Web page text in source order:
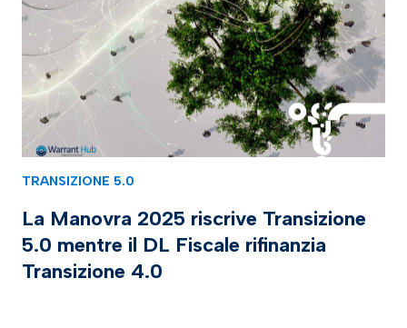
TRANSIZIONE 5.0
La Manovra 2025 riscrive Transizione
5.0 mentre il DL Fiscale rifinanzia
Transizione 4.0